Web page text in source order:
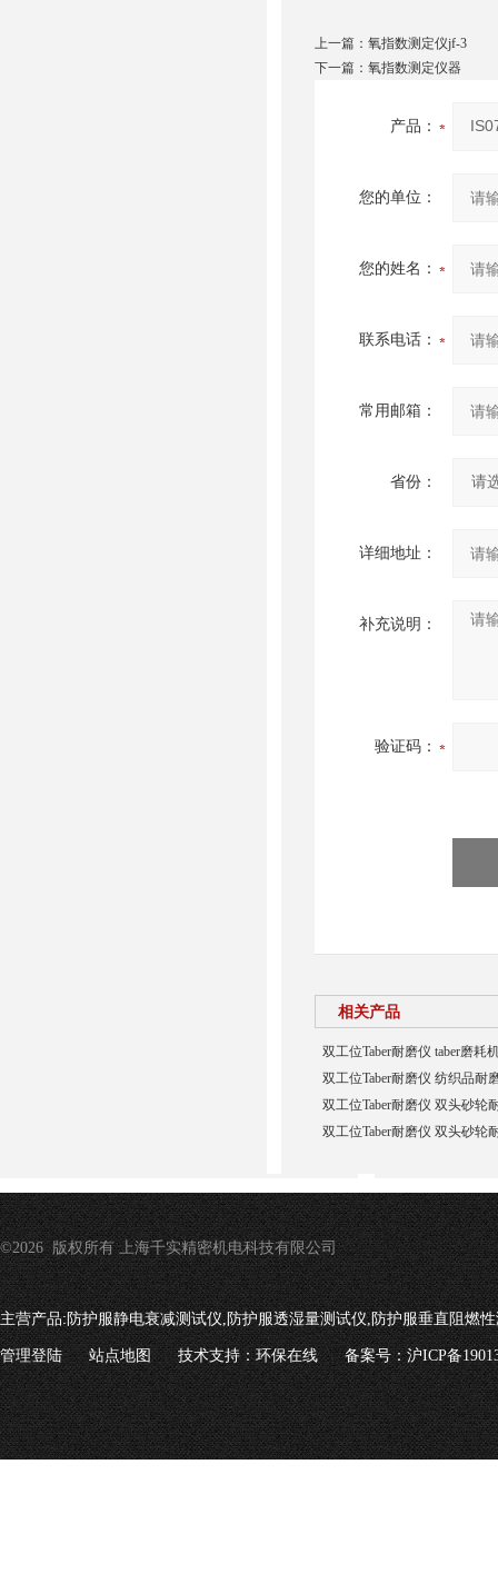
上一篇： 氧指数测定仪jf-3
下一篇： 氧指数测定仪器
产品：
您的单位：
您的姓名：
联系电话：
常用邮箱：
省份：
详细地址：
补充说明：
验证码：
相关产品
双工位Taber耐磨仪 taber磨耗
双工位Taber耐磨仪 纺织品耐
双工位Taber耐磨仪 双头砂轮
双工位Taber耐磨仪 双头砂轮
©2026 版权所有 上海千实精密机电科技有限公司
主营产品:防护服静电衰减测试仪,防护服透湿量测试仪,防护服垂直阻燃
管理登陆 站点地图 技术支持：环保在线 备案号：沪ICP备